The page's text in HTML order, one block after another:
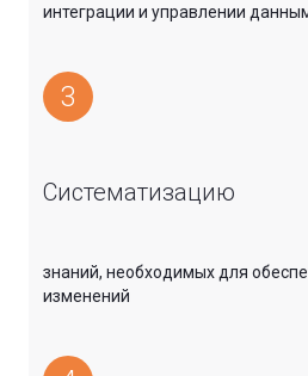
интеграции и управлении
3
Систематизацию
знаний, необходимых для
изменений